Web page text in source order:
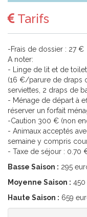
Tarifs
-Frais de dossier : 27 €
A noter:
- Linge de lit et de
(16 €/parure de draps
serviettes, 2 draps de
- Ménage de départ à
réserver un forfait
-Caution 300 € (non
- Animaux acceptés
semaine y compris
- Taxe de séjour :
Basse Saison : 295
Moyenne Saison : 450
Haute Saison : 659